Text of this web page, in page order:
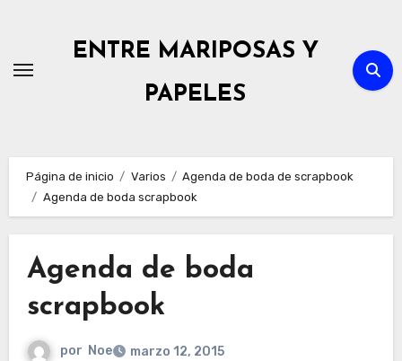
contenido
ENTRE MARIPOSAS Y
PAPELES
Página de inicio Varios
Agenda de boda de scrapbook
Agenda de boda scrapbook
Agenda de boda
scrapbook
por Noe marzo 12, 2015